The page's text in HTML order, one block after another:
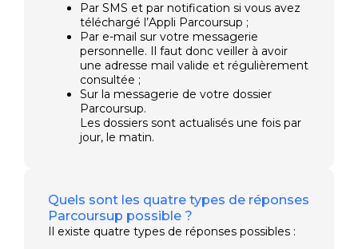
Par SMS et par notification si vous avez
téléchargé l’Appli Parcoursup ;
Par e-mail sur votre messagerie
personnelle. Il faut donc veiller à avoir
une adresse mail valide et régulièrement
consultée ;
Sur la messagerie de votre dossier
Parcoursup.
Les dossiers sont actualisés une fois par
jour, le matin.
Quels sont les quatre types de réponses
Parcoursup possible ?
Il existe quatre types de réponses possibles :